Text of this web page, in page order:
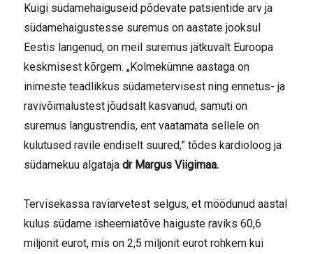
Kuigi südamehaiguseid põdevate patsientide arv ja
südamehaigustesse suremus on aastate jooksul
Eestis langenud, on meil suremus jätkuvalt Euroopa
keskmisest kõrgem. „Kolmekümne aastaga on
inimeste teadlikkus südametervisest ning ennetus- ja
ravivõimalustest jõudsalt kasvanud, samuti on
suremus langustrendis, ent vaatamata sellele on
kulutused ravile endiselt suured,” tõdes kardioloog ja
südamekuu algatajadr Margus Viigimaa.
Tervisekassa raviarvetest selgus, et möödunud aastal
kulus südame isheemiatõve haiguste raviks 60,6
miljonit eurot, mis on 2,5 miljonit eurot rohkem kui